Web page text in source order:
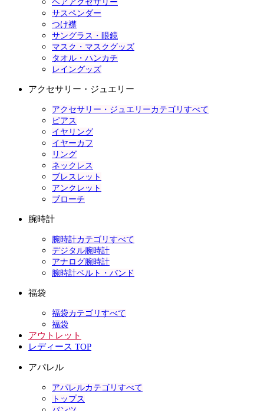
ヘアアクセサリー
サスペンダー
つけ襟
サングラス・眼鏡
マスク・マスクグッズ
タオル・ハンカチ
レイングッズ
アクセサリー・ジュエリー
アクセサリー・ジュエリーカテゴリすべて
ピアス
イヤリング
イヤーカフ
リング
ネックレス
ブレスレット
アンクレット
ブローチ
腕時計
腕時計カテゴリすべて
デジタル腕時計
アナログ腕時計
腕時計ベルト・バンド
福袋
福袋カテゴリすべて
福袋
アウトレット
レディース TOP
アパレル
アパレルカテゴリすべて
トップス